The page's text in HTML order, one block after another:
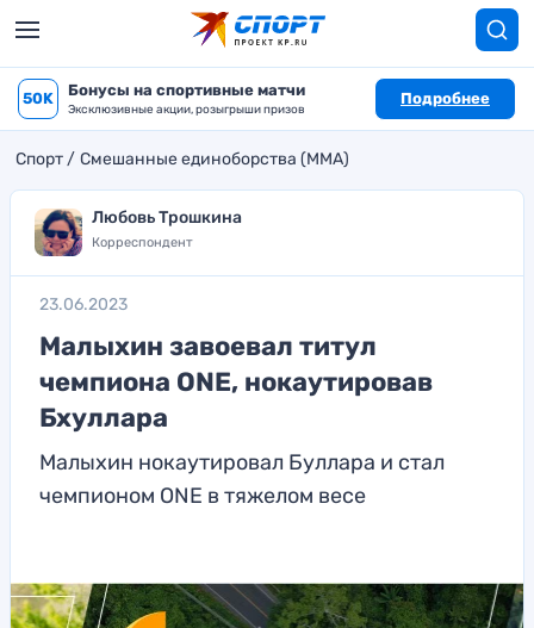
50K Бонусы на спортивные матчи
Эксклюзивные акции, розыгрыши призов
Подробнее
Спорт Смешанные единоборства (MMA)
Любовь Трошкина
Корреспондент
23.06.2023
Малыхин завоевал титул
чемпиона ONE, нокаутировав
Бхуллара
Малыхин нокаутировал Буллара и стал
чемпионом ONE в тяжелом весе